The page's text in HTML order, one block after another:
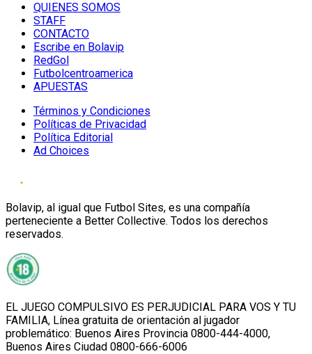
QUIENES SOMOS
STAFF
CONTACTO
Escribe en Bolavip
RedGol
Futbolcentroamerica
APUESTAS
Términos y Condiciones
Políticas de Privacidad
Política Editorial
Ad Choices
Bolavip, al igual que Futbol Sites, es una compañía
perteneciente a Better Collective. Todos los derechos
reservados.
EL JUEGO COMPULSIVO ES PERJUDICIAL PARA VOS Y TU
FAMILIA, Línea gratuita de orientación al jugador
problemático: Buenos Aires Provincia 0800-444-4000,
Buenos Aires Ciudad 0800-666-6006